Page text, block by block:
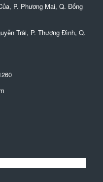
P. Phương Mai, Q. Đống
Trãi, P. Thượng Đình, Q.